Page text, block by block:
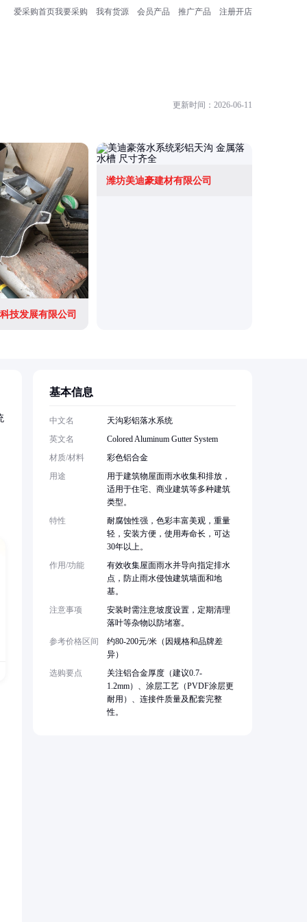
爱采购首页我要采购 我有货源 会员产品 推广产品 注册开店
更新时间：2026-06-11
技发展有限公司
潍坊美迪豪建材有限公司
基本信息
中文名
天沟彩铝落水系统
英文名
Colored Aluminum Gutter System
材质/材料
彩色铝合金
用途
用于建筑物屋面雨水收集和排放，
适用于住宅、商业建筑等多种建筑
类型。
特性
耐腐蚀性强，色彩丰富美观，重量
轻，安装方便，使用寿命长，可达
30年以上。
作用/功能
有效收集屋面雨水并导向指定排水
点，防止雨水侵蚀建筑墙面和地
基。
注意事项
安装时需注意坡度设置，定期清理
落叶等杂物以防堵塞。
参考价格区间
约80-200元/米（因规格和品牌差
异）
选购要点
关注铝合金厚度（建议0.7-
1.2mm）、涂层工艺（PVDF涂层更
耐用）、连接件质量及配套完整
性。